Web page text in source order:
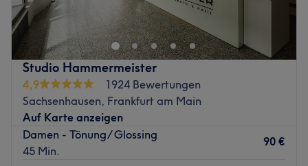
Studio Hammermeister
4,9
1924 Bewertungen
Sachsenhausen, Frankfurt am Main
Auf Karte anzeigen
Damen - Tönung/ Glossing
45 Min.
90 €